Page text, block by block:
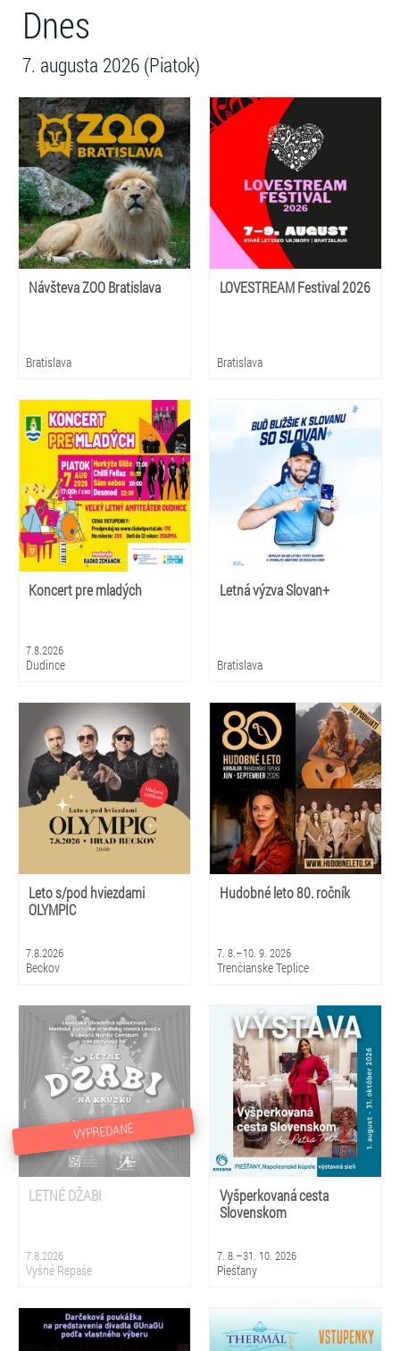
Dnes
7. augusta 2026 (Piatok)
Návšteva ZOO Bratislava
Bratislava
LOVESTREAM Festival 2026
Bratislava
Koncert pre mladých
7.8.2026
Dudince
Letná výzva Slovan+
Bratislava
Leto s/pod hviezdami
OLYMPIC
7.8.2026
Beckov
Hudobné leto 80. ročník
7. 8.–10. 9. 2026
Trenčianske Teplice
VYPREDANÉ
LETNÉ DŽABI
7.8.2026
Vyšné Repaše
Vyšperkovaná cesta
Slovenskom
7. 8.–31. 10. 2026
Piešťany